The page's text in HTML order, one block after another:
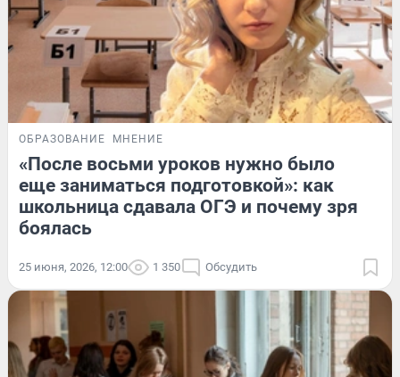
ОБРАЗОВАНИЕ МНЕНИЕ
«После восьми уроков нужно было
еще заниматься подготовкой»: как
школьница сдавала ОГЭ и почему зря
боялась
25 июня, 2026, 12:00 1 350 Обсудить